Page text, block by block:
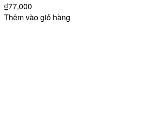
₫77,000
Thêm vào giỏ hàng